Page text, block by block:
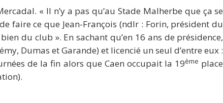
« Il n’y a pas qu’au Stade Malherbe que ça se
faire ce que Jean-François (ndlr : Forin, président du
du club ». En sachant qu’en 16 ans de présidence,
Dumas et Garande) et licencié un seul d’entre eux :
de la fin alors que Caen occupait la 19ème place